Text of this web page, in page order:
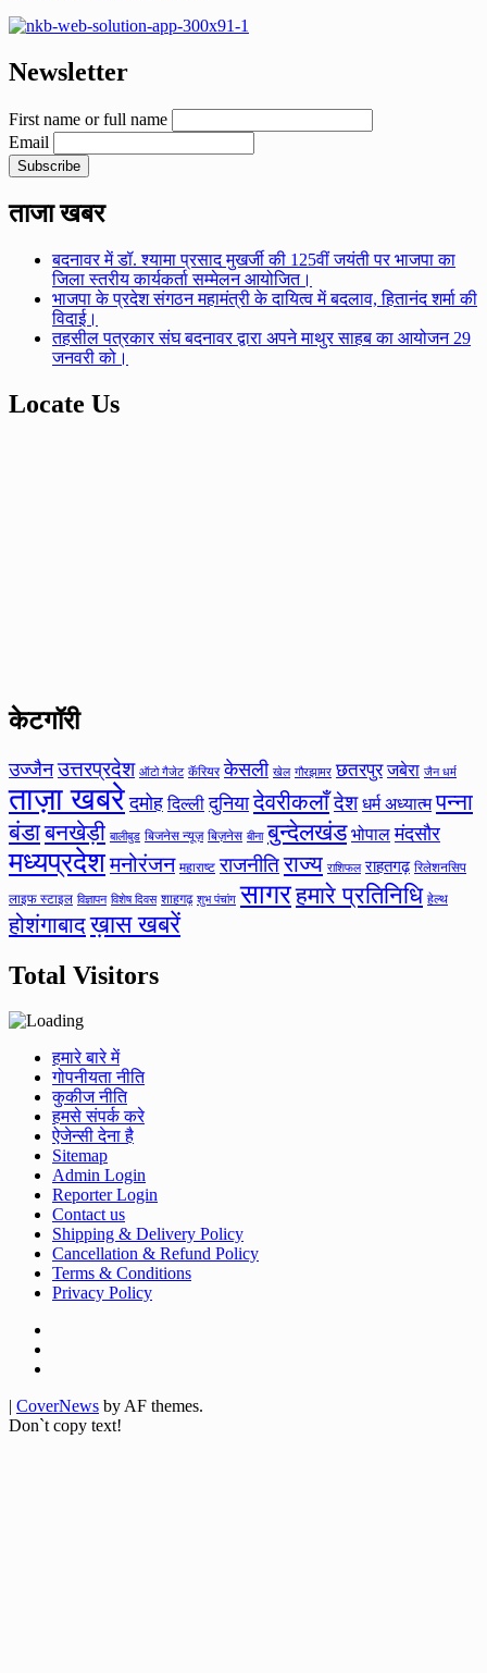
Newsletter
First name or full name
Email
ताजा खबर
बदनावर में डॉ. श्यामा प्रसाद मुखर्जी की 125वीं जयंती पर भाजपा का
जिला स्तरीय कार्यकर्ता सम्मेलन आयोजित।
भाजपा के प्रदेश संगठन महामंत्री के दायित्व में बदलाव, हितानंद शर्मा की
विदाई।
तहसील पत्रकार संघ बदनावर द्वारा अपने माथुर साहब का आयोजन 29
जनवरी को।
Locate Us
केटगॉरी
उज्जैन उत्तरप्रदेश ऑटो गैजेट कॅरियर केसली खेल गौरझामर छतरपुर जबेरा जैन धर्म
ताज़ा खबरे दमोह दिल्ली दुनिया देवरीकलाँदेश धर्म अध्यात्म पन्ना
बंडाबनखेड़ी बालीबुड बिजनेस न्यूज़ बिज़नेस बीना बुन्देलखंड भोपाल मंदसौर
मध्यप्रदेशमनोरंजन महाराष्ट राजनीतिराज्य राशिफल राहतगढ़ रिलेशनसिप
लाइफ स्टाइल विज्ञापन विशेष दिवस शाहगढ़ शुभ पंचांग सागरहमारे प्रतिनिधि हेल्थ
होशंगाबादख़ास खबरें
Total Visitors
हमारे बारे में
गोपनीयता नीति
कुकीज नीति
हमसे संपर्क करे
ऐजेन्सी देना है
Sitemap
Admin Login
Reporter Login
Contact us
Shipping & Delivery Policy
Cancellation & Refund Policy
Terms & Conditions
Privacy Policy
CoverNews by AF themes.
Don`t copy text!